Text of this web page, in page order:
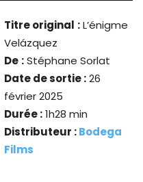
Titre original :L’énigme
Velázquez
De :Stéphane Sorlat
Date de sortie :26
février 2025
Durée :1h28 min
Distributeur :Bodega
Films